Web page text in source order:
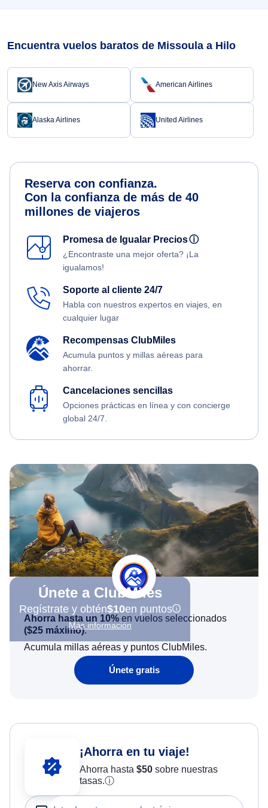
Encuentra vuelos baratos de Missoula a Hilo
New Axis Airways American Airlines
Alaska Airlines United Airlines
Reserva con confianza.
Con la confianza de más de 40
millones de viajeros
Promesa de Igualar Preciosⓘ
¿Encontraste una mejor oferta? ¡La
igualamos!
Soporte al cliente 24/7
Habla con nuestros expertos en viajes, en
cualquier lugar
Recompensas ClubMiles
Acumula puntos y millas aéreas para
ahorrar.
Cancelaciones sencillas
Opciones prácticas en línea y con concierge
global 24/7.
Únete a ClubMiles
Regístrate y obtén$10en puntos
Más información
Ahorra hasta un 10% en vuelos seleccionados
($25 máximo).
Acumula millas aéreas y puntos ClubMiles.
Únete gratis
¡Ahorra en tu viaje!
Ahorra hasta $50sobre nuestras
tasas.ⓘ